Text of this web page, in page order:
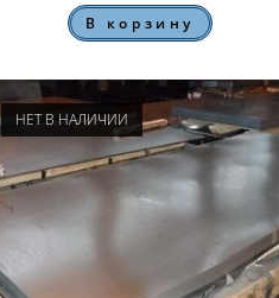
В корзину
НЕТ В НАЛИЧИИ